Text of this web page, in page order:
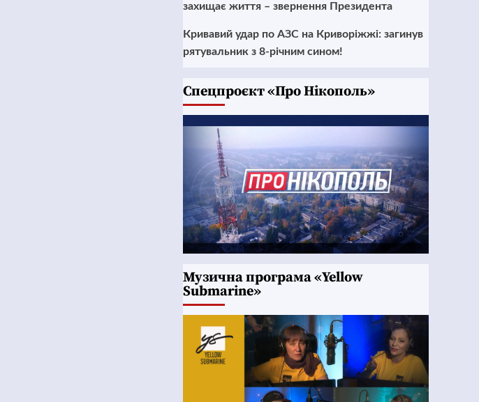
захищає життя – звернення Президента
Кривавий удар по АЗС на Криворіжжі: загинув
рятувальник з 8-річним сином!
Cпецпроєкт «Про Нікополь»
Музична програма «Yellow
Submarine»